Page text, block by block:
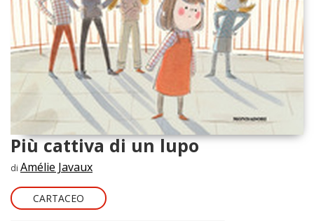
Più cattiva di un lupo
di Amélie Javaux
CARTACEO